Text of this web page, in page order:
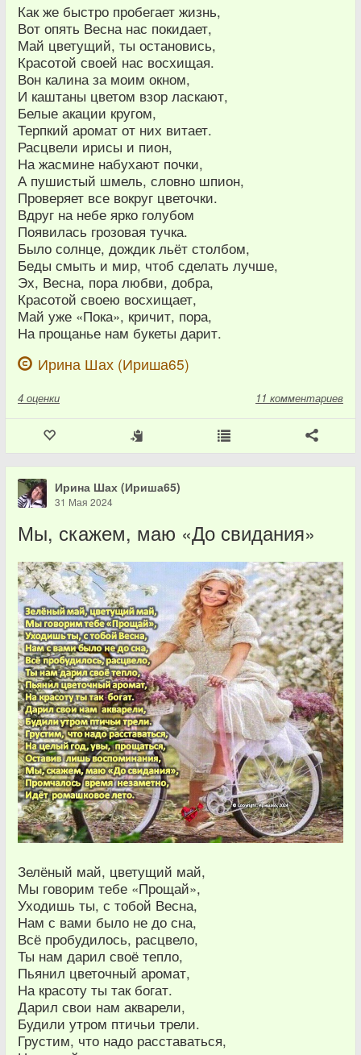
Как же быстро пробегает жизнь,
Вот опять Весна нас покидает,
Май цветущий, ты остановись,
Красотой своей нас восхищая.
Вон калина за моим окном,
И каштаны цветом взор ласкают,
Белые акации кругом,
Терпкий аромат от них витает.
Расцвели ирисы и пион,
На жасмине набухают почки,
А пушистый шмель, словно шпион,
Проверяет все вокруг цветочки.
Вдруг на небе ярко голубом
Появилась грозовая тучка.
Было солнце, дождик льёт столбом,
Беды смыть и мир, чтоб сделать лучше,
Эх, Весна, пора любви, добра,
Красотой своею восхищает,
Май уже «Пока», кричит, пора,
На прощанье нам букеты дарит.
Ирина Шах (Ириша65)
4 оценки 11 комментариев
Ирина Шах (Ириша65)
31 Мая 2024
Мы, скажем, маю «До свидания»
Зелёный май, цветущий май,
Мы говорим тебе «Прощай»,
Уходишь ты, с тобой Весна,
Нам с вами было не до сна,
Всё пробудилось, расцвело,
Ты нам дарил своё тепло,
Пьянил цветочный аромат,
На красоту ты так богат.
Дарил свои нам акварели,
Будили утром птичьи трели.
Грустим, что надо расставаться,